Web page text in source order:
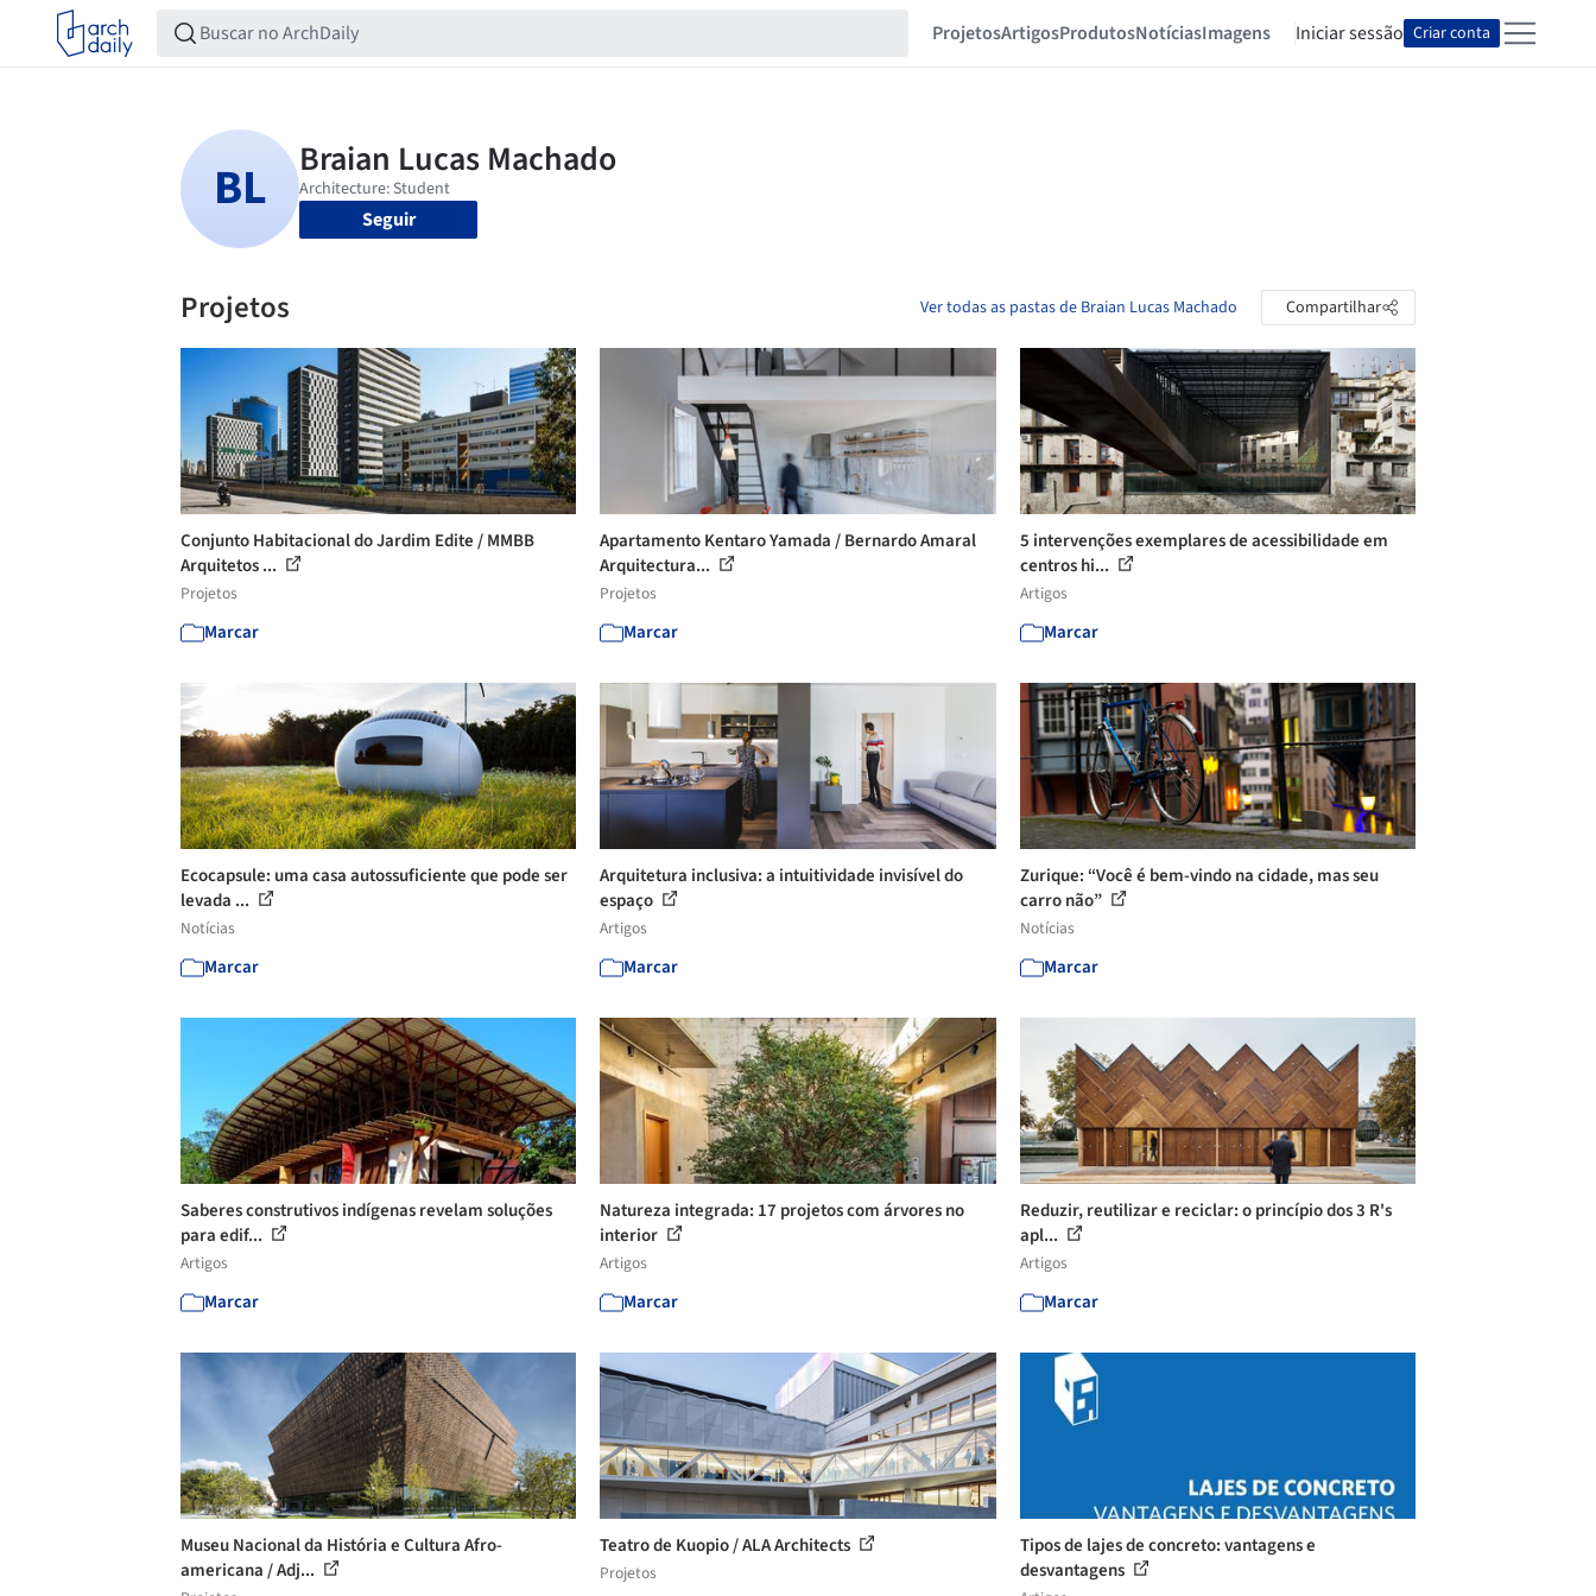
ProjetosArtigosProdutosNotíciasImagens Iniciar sessão Criar conta
Seguir
Projetos Ver todas as pastas de Braian Lucas Machado Compartilhar
Conjunto Habitacional do Jardim Edite / MMBB
Arquitetos ...
Projetos
Marcar
Apartamento Kentaro Yamada / Bernardo Amaral
Arquitectura...
Projetos
Marcar
5 intervenções exemplares de acessibilidade em
centros hi...
Artigos
Marcar
Ecocapsule: uma casa autossuficiente que pode ser
levada ...
Notícias
Marcar
Arquitetura inclusiva: a intuitividade invisível do
espaço
Artigos
Marcar
Zurique: “Você é bem-vindo na cidade, mas seu
carro não”
Notícias
Marcar
Saberes construtivos indígenas revelam soluções
para edif...
Artigos
Marcar
Natureza integrada: 17 projetos com árvores no
interior
Artigos
Marcar
Reduzir, reutilizar e reciclar: o princípio dos 3 R's
apl...
Artigos
Marcar
Museu Nacional da História e Cultura Afro-
americana / Adj...
Teatro de Kuopio / ALA Architects
Projetos
Tipos de lajes de concreto: vantagens e
desvantagens